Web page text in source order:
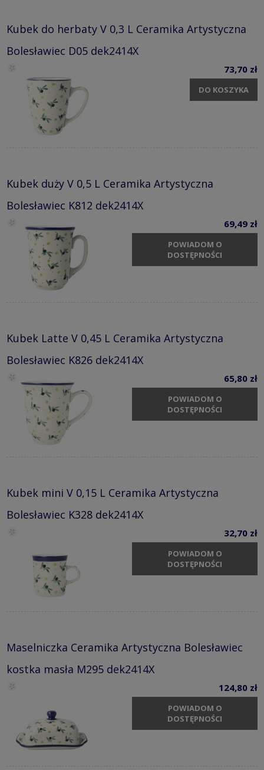
Kubek do herbaty V 0,3 L Ceramika Artystyczna
Bolesławiec D05 dek2414X
73,70 zł
DO KOSZYKA
Kubek duży V 0,5 L Ceramika Artystyczna
Bolesławiec K812 dek2414X
69,49 zł
POWIADOM O
DOSTĘPNOŚCI
Kubek Latte V 0,45 L Ceramika Artystyczna
Bolesławiec K826 dek2414X
65,80 zł
POWIADOM O
DOSTĘPNOŚCI
Kubek mini V 0,15 L Ceramika Artystyczna
Bolesławiec K328 dek2414X
32,70 zł
POWIADOM O
DOSTĘPNOŚCI
Maselniczka Ceramika Artystyczna Bolesławiec
kostka masła M295 dek2414X
124,80 zł
POWIADOM O
DOSTĘPNOŚCI